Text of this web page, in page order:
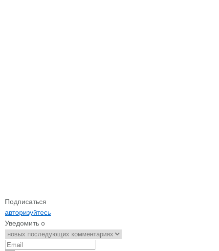
Подписаться
авторизуйтесь
Уведомить о